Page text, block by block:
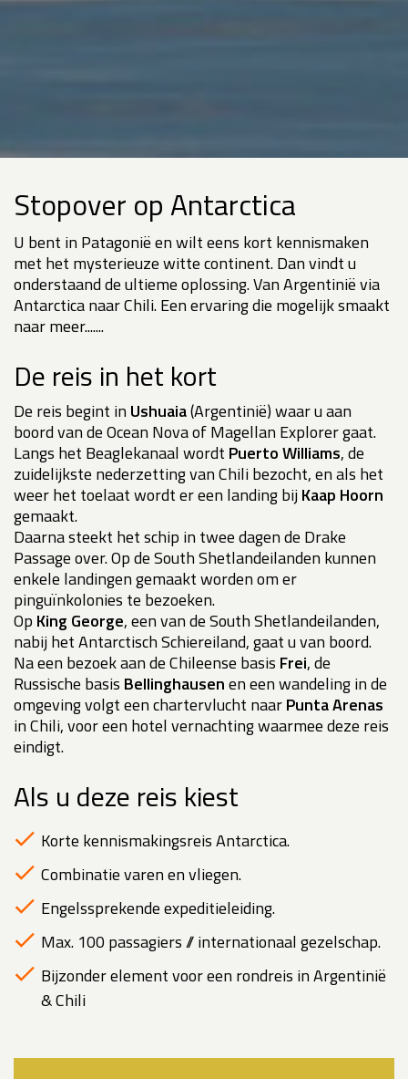
Stopover op Antarctica
U bent in Patagonië en wilt eens kort kennismaken
met het mysterieuze witte continent. Dan vindt u
onderstaand de ultieme oplossing. Van Argentinië via
Antarctica naar Chili. Een ervaring die mogelijk smaakt
naar meer.......
De reis in het kort
De reis begint in Ushuaia(Argentinië) waar u aan
boord van de Ocean Nova of Magellan Explorer gaat.
Langs het Beaglekanaal wordt Puerto Williams, de
zuidelijkste nederzetting van Chili bezocht, en als het
weer het toelaat wordt er een landing bijKaap Hoorn
gemaakt.
Daarna steekt het schip in twee dagen de Drake
Passage over. Op de South Shetlandeilanden kunnen
enkele landingen gemaakt worden om er
pinguïnkolonies te bezoeken.
Op King George, een van de South Shetlandeilanden,
nabij het Antarctisch Schiereiland, gaat u van boord.
Na een bezoek aan de Chileense basis Frei, de
Russische basis Bellinghausenen een wandeling in de
omgeving volgt een chartervlucht naarPunta Arenas
in Chili, voor een hotel vernachting waarmee deze reis
eindigt.
Als u deze reis kiest
Korte kennismakingsreis Antarctica.
Combinatie varen en vliegen.
Engelssprekende expeditieleiding.
Max. 100 passagiers // internationaal gezelschap.
Bijzonder element voor een rondreis in Argentinië
& Chili